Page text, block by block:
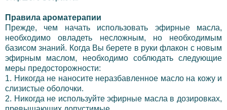
Правила ароматерапии
Прежде, чем начать использовать эфирные масла,
необходимо овладеть несложным, но необходимым
базисом знаний. Когда Вы берете в руки флакон с новым
эфирным маслом, необходимо соблюдать следующие
меры предосторожности:
1. Никогда не наносите неразбавленное масло на кожу и
слизистые оболочки.
2. Никогда не используйте эфирные масла в дозировках,